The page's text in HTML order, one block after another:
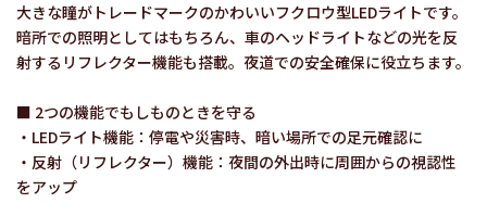
大きな瞳がトレードマークのかわいいフクロウ型LEDライトです。
暗所での照明としてはもちろん、車のヘッドライトなどの光を反
射するリフレクター機能も搭載。夜道での安全確保に役立ちます。
■ 2つの機能でもしものときを守る
・LEDライト機能：停電や災害時、暗い場所での足元確認に
・反射（リフレクター）機能：夜間の外出時に周囲からの視認性
をアップ